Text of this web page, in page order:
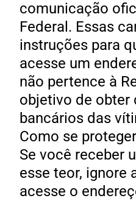
comunicação
Federal. Essas
instruções para
acesse um
não pertence à
objetivo de obter
bancários das
Como se
Se você receber
esse teor, ignore
acesse o